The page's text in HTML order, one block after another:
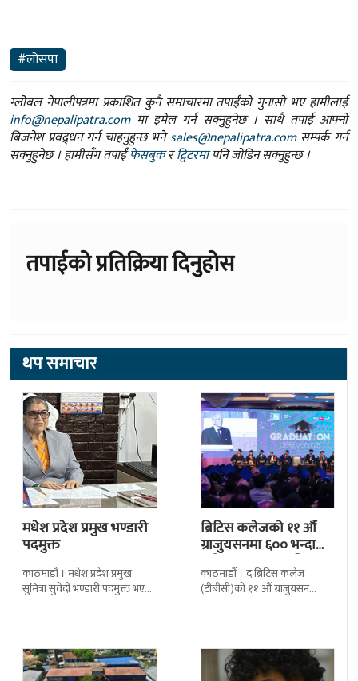
#लोसपा
ग्लोबल नेपालीपत्रमा प्रकाशित कुनै समाचारमा तपाईंको गुनासो भए हामीलाई
info@nepalipatra.comमा इमेल गर्न सक्नुहुनेछ । साथै तपाई आफ्नो
बिजनेश प्रवद्र्धन गर्न चाहनुहुन्छ भनेsales@nepalipatra.comसम्पर्क गर्न
सक्नुहुनेछ । हामीसँग तपाईंफेसबुकरट्विटरमापनि जोडिन सक्नुहुन्छ ।
तपाईको प्रतिक्रिया दिनुहोस
थप समाचार
मधेश प्रदेश प्रमुख भण्डारी
पदमुक्त
काठमाडौं । मधेश प्रदेश प्रमुख
सुमित्रा सुवेदी भण्डारी पदमुक्त भएकी
ब्रिटिस कलेजको ११ औँ
ग्राजुयसनमा ६०० भन्दा
बढी ग्राजुयट सम्मानित
काठमाडौँ । द ब्रिटिस कलेज
(टीबीसी)को ११ औं ग्राजुयसन